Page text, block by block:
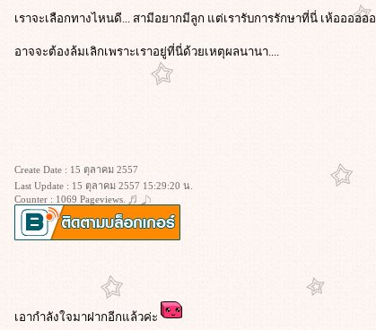
เราจะเลือกทางไหนดี... สามีอยากมีลูก แต่เรารับการรักษาที่นี่ เห้ออออออ
อาจจะต้องล้มเลิกเพราะเราอยู่ที่นี่ด้วยเหตุผลนานา....
Create Date : 15 ตุลาคม 2557
Last Update : 15 ตุลาคม 2557 15:29:20 น.
Counter : 1069 Pageviews.
เอากำลังใจมาฝากอีกแล้วค่ะ